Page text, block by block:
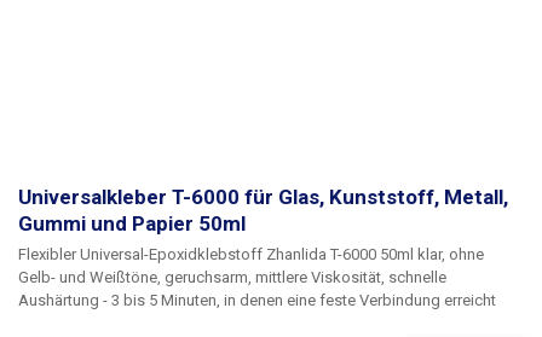
Universalkleber T-6000 für Glas, Kunststoff, Metall,
Gummi und Papier 50ml
Flexibler Universal-Epoxidklebstoff Zhanlida T-6000 50ml klar, ohne
Gelb- und Weißtöne, geruchsarm, mittlere Viskosität, schnelle
Aushärtung - 3 bis 5 Minuten, in denen eine feste Verbindung erreicht